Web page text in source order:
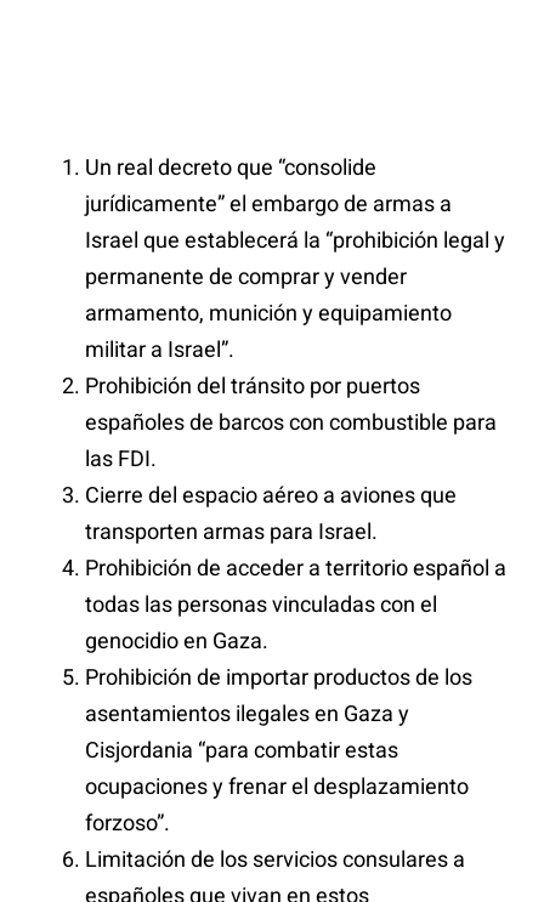
Un real decreto que “consolide
jurídicamente” el embargo de armas a
Israel que establecerá la “prohibición legal y
permanente de comprar y vender
armamento, munición y equipamiento
militar a Israel”.
Prohibición del tránsito por puertos
españoles de barcos con combustible para
las FDI.
Cierre del espacio aéreo a aviones que
transporten armas para Israel.
Prohibición de acceder a territorio español a
todas las personas vinculadas con el
genocidio en Gaza.
Prohibición de importar productos de los
asentamientos ilegales en Gaza y
Cisjordania “para combatir estas
ocupaciones y frenar el desplazamiento
forzoso”.
Limitación de los servicios consulares a
españoles que vivan en estos